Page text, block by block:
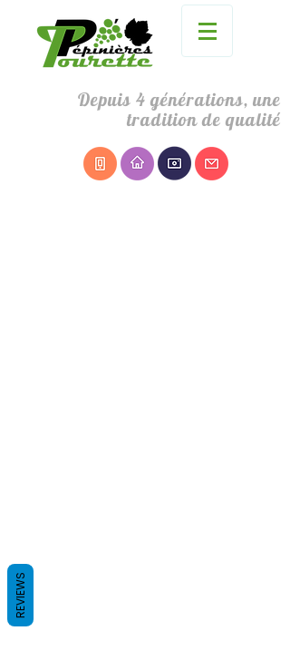
Depuis 4 générations, une
tradition de qualité
REVIEWS